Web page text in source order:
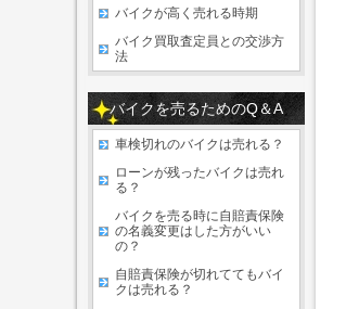
バイクが高く売れる時期
バイク買取査定員との交渉方
法
バイクを売るためのQ＆A
車検切れのバイクは売れる？
ローンが残ったバイクは売れ
る？
バイクを売る時に自賠責保険
の名義変更はした方がいい
の？
自賠責保険が切れててもバイ
クは売れる？